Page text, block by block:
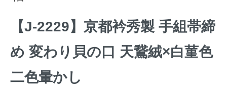
【J-2229】京都衿秀製 手組帯締
め 変わり貝の口 天鵞絨×白菫色
二色暈かし